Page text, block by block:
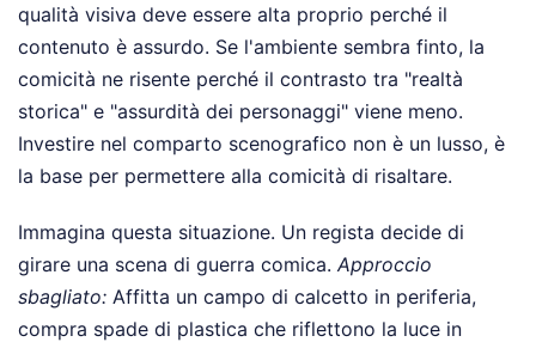
qualità visiva deve essere alta proprio perché il
contenuto è assurdo. Se l'ambiente sembra finto, la
comicità ne risente perché il contrasto tra "realtà
storica" e "assurdità dei personaggi" viene meno.
Investire nel comparto scenografico non è un lusso, è
la base per permettere alla comicità di risaltare.
Immagina questa situazione. Un regista decide di
girare una scena di guerra comica. Approccio
sbagliato: Affitta un campo di calcetto in periferia,
compra spade di plastica che riflettono la luce in